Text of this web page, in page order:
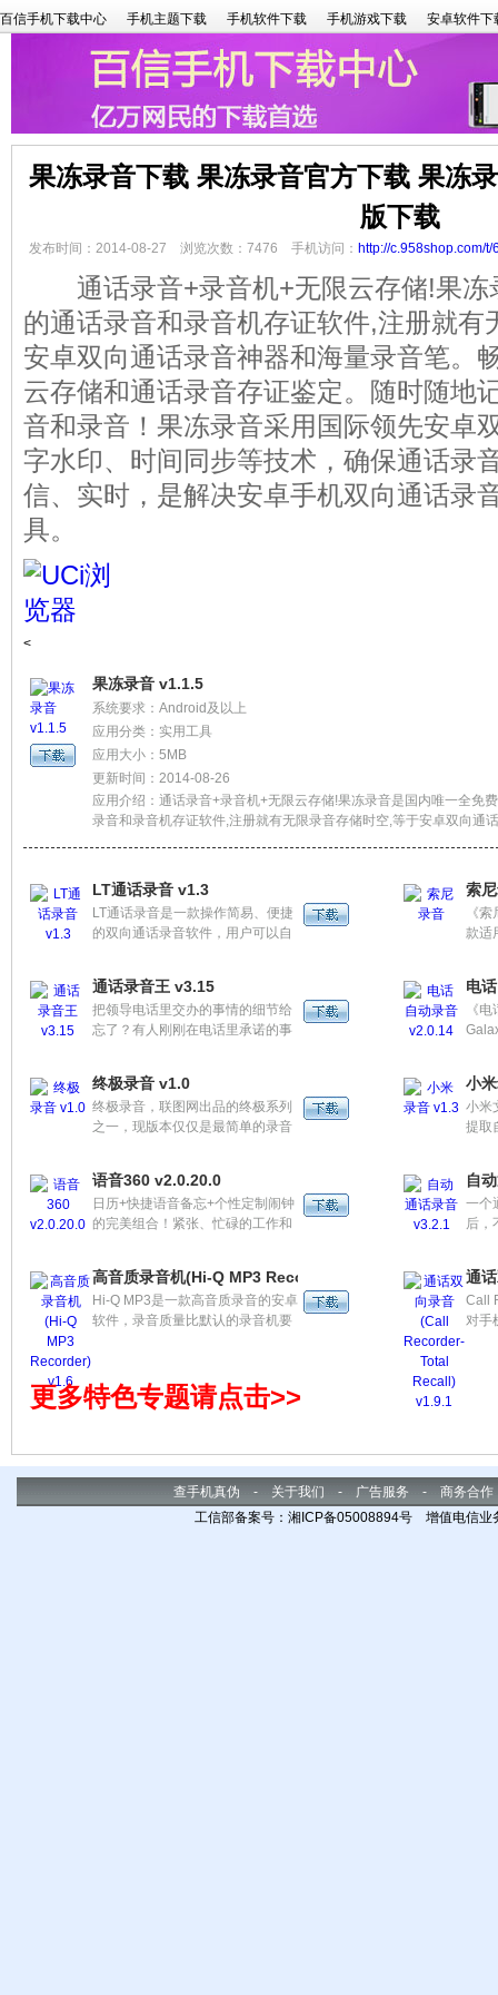
百信手机下载中心 手机主题下载 手机软件下载 手机游戏下载 安卓软件下
果冻录音下载 果冻录音官方下载 果冻
版下载
发布时间：2014-08-27 浏览次数：7476 手机访问： http://c.958shop.com/t/
通话录音+录音机+无限云存储!果冻
的通话录音和录音机存证软件,注册就有
安卓双向通话录音神器和海量录音笔。
云存储和通话录音存证鉴定。随时随地
音和录音！果冻录音采用国际领先安卓
字水印、时间同步等技术，确保通话录
信、实时，是解决安卓手机双向通话录
具。
<
果冻录音 v1.1.5
系统要求：Android及以上
应用分类：实用工具
应用大小：5MB
更新时间：2014-08-26
应用介绍：通话录音+录音机+无限云存储!果冻录音是国内唯一全免
录音和录音机存证软件,注册就有无限录音存储时空,等于安卓双向通
LT通话录音 v1.3
LT通话录音是一款操作简易、便捷
的双向通话录音软件，用户可以自
索
《
款适
慧型
观
制、
通话录音王 v3.15
把领导电话里交办的事情的细节给
忘了？有人刚刚在电话里承诺的事
王，是一款自动对通话过程进行录
音的应用，省电、实用，是你生活
的好帮手。
电
《
终极录音 v1.0
终极录音，联图网出品的终极系列
之一，现版本仅仅是最简单的录音
求，有建议或意见可以在设置界面
发送“意见所馈”告诉我们。感谢各
位支持。
小
小米
提取
语音360 v2.0.20.0
日历+快捷语音备忘+个性定制闹钟
的完美组合！紧张、忙碌的工作和
本记录而烦恼吗？
自
一个
后，
录制
定的
高音质录音机(Hi-Q MP3 Recorder) v1.6
Hi-Q MP3是一款高音质录音的安卓
软件，录音质量比默认的录音机要
容通过电子邮件和蓝牙发送，或直
接从SD卡复制录音内容。
通
Call
对手
更多特色专题请点击>>
查手机真伪 - 关于我们 - 广告服务 - 商务合作
工信部备案号：湘ICP备05008894号 增值电信